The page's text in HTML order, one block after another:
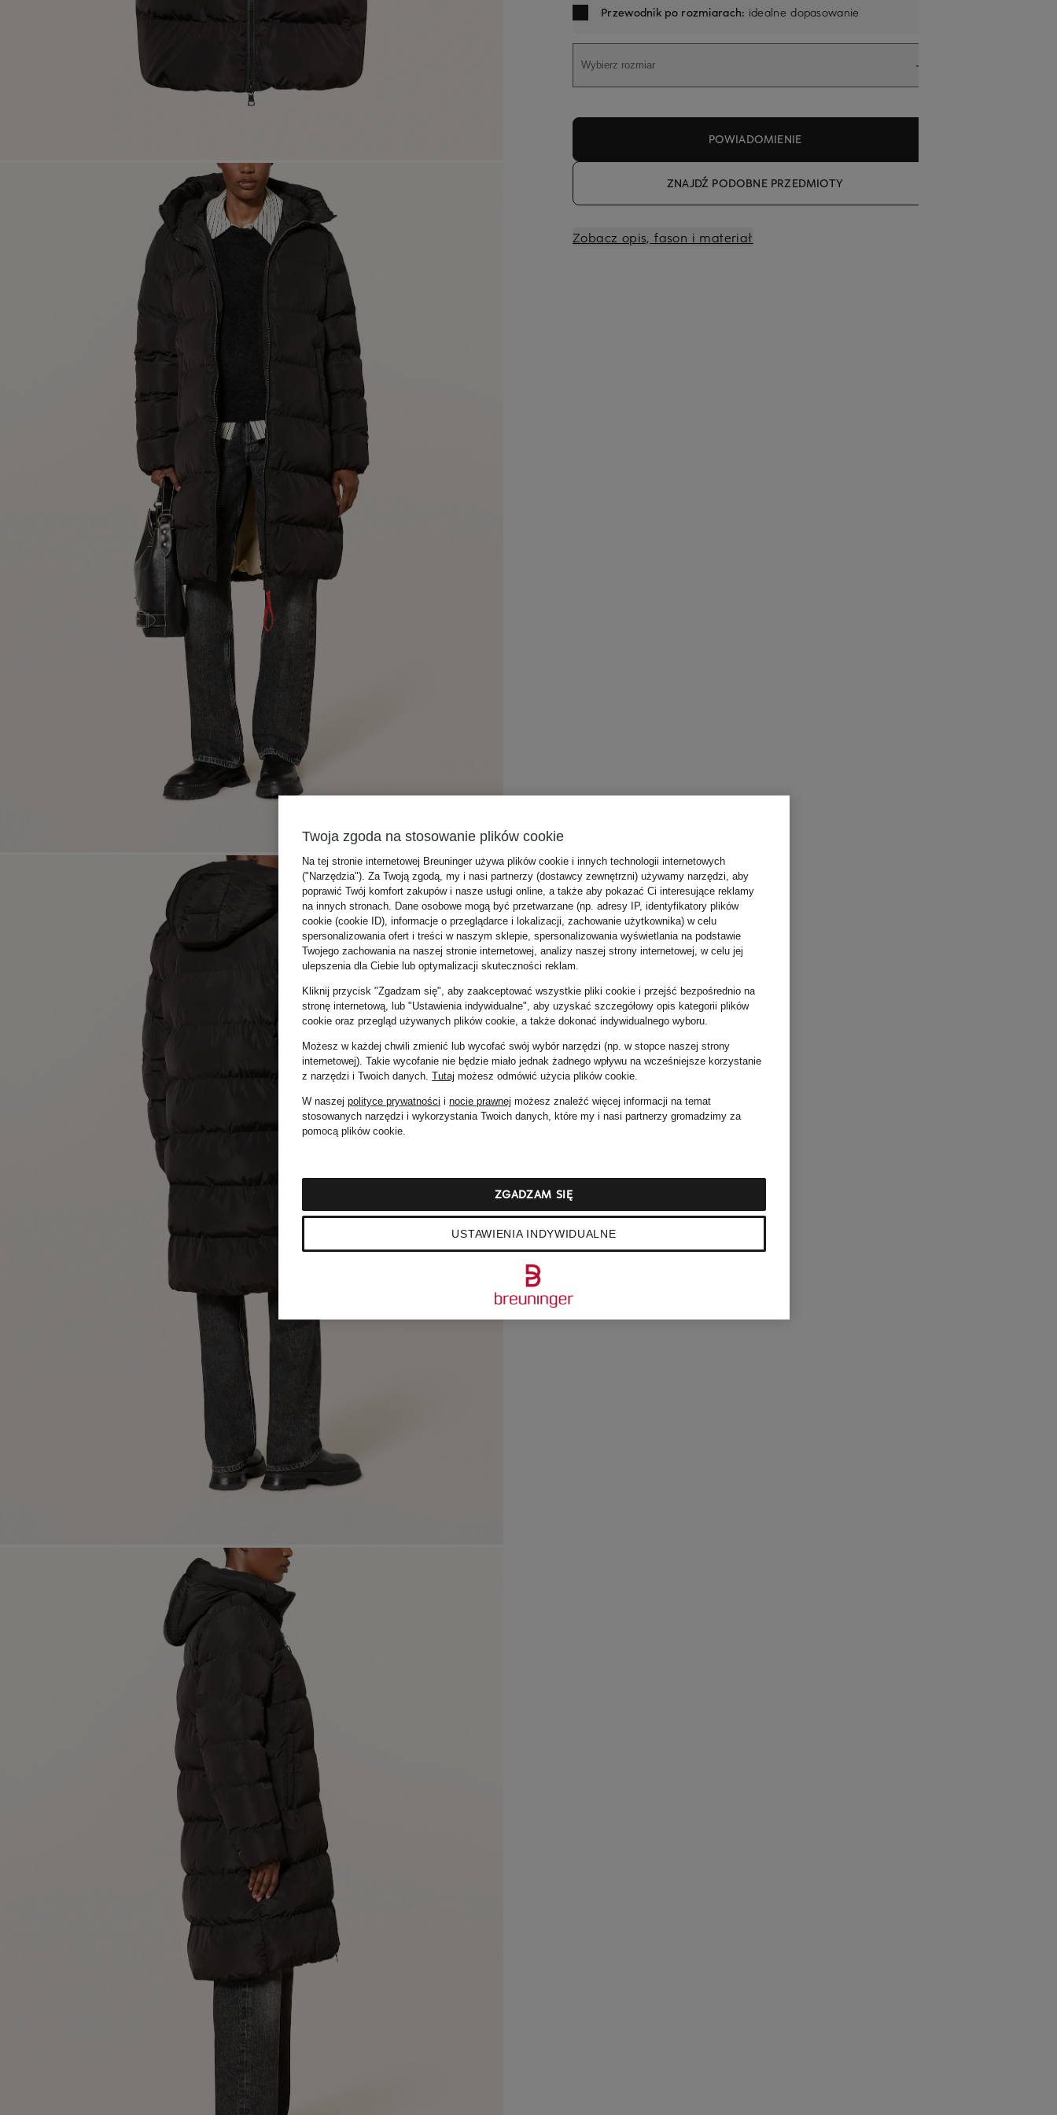
Przewodnik po rozmiarach: idealne dopasowanie
Wybierz rozmiar
POWIADOMIENIE
ZNAJDŹ PODOBNE PRZEDMIOTY
Zobacz opis, fason i materiał
Twoja zgoda na stosowanie plików cookie
Na tej stronie internetowej Breuninger używa plików cookie i innych technologii internetowych
("Narzędzia"). Za Twoją zgodą, my i nasi partnerzy (dostawcy zewnętrzni) używamy narzędzi, aby
poprawić Twój komfort zakupów i nasze usługi online, a także aby pokazać Ci interesujące reklamy
na innych stronach. Dane osobowe mogą być przetwarzane (np. adresy IP, identyfikatory plików
cookie (cookie ID), informacje o przeglądarce i lokalizacji, zachowanie użytkownika) w celu
spersonalizowania ofert i treści w naszym sklepie, spersonalizowania wyświetlania na podstawie
Twojego zachowania na naszej stronie internetowej, analizy naszej strony internetowej, w celu jej
ulepszenia dla Ciebie lub optymalizacji skuteczności reklam.
Kliknij przycisk "Zgadzam się", aby zaakceptować wszystkie pliki cookie i przejść bezpośrednio na
stronę internetową, lub "Ustawienia indywidualne", aby uzyskać szczegółowy opis kategorii plików
cookie oraz przegląd używanych plików cookie, a także dokonać indywidualnego wyboru.
Możesz w każdej chwili zmienić lub wycofać swój wybór narzędzi (np. w stopce naszej strony
internetowej). Takie wycofanie nie będzie miało jednak żadnego wpływu na wcześniejsze korzystanie
z narzędzi i Twoich danych. Tutaj możesz odmówić użycia plików cookie.
W naszej polityce prywatności i nocie prawnej możesz znaleźć więcej informacji na temat
stosowanych narzędzi i wykorzystania Twoich danych, które my i nasi partnerzy gromadzimy za
pomocą plików cookie.
USTAWIENIA INDYWIDUALNE
ZGADZAM SIĘ